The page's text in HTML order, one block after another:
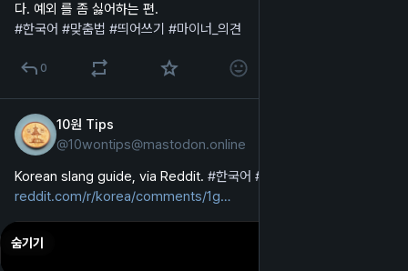
다. 예외 를 좀 싫어하는 편.
#한국어 #맞춤법 #띄어쓰기 #마이너_의견
0
10원 Tips
@10wontips@mastodon.online
Korean slang guide, via Reddit. #한국어 #
reddit.com/r/korea/comments/1g
숨기기